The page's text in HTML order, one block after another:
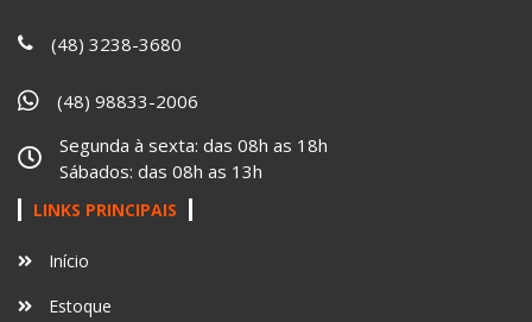
(48) 3238-3680
(48) 98833-2006
Segunda à sexta: das 08h as 18h
Sábados: das 08h as 13h
LINKS PRINCIPAIS
Início
Estoque